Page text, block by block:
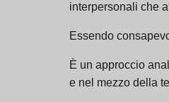
interpersonali che
Essendo
È un approccio
e nel mezzo della